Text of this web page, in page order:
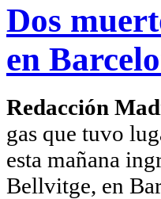
Dos
en
Redacción
gas que tuvo
esta mañana
Bellvitge, en